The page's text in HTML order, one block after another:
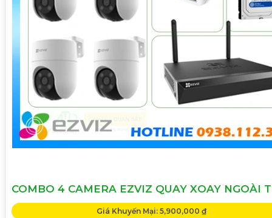
COMBO 4 CAMERA EZVIZ QUAY XOAY NGOÀI
Giá Khuyến Mại: 5,900,000 ₫